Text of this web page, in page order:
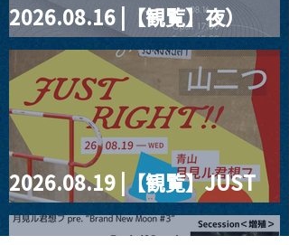
2026.08.16 |【観覧】夜）
four dots vol.2
2026.08.19 |【観覧】JUST
RIGHT!! vol.27